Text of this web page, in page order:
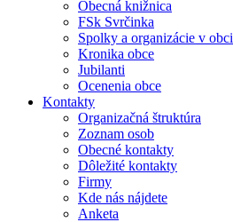
Obecná knižnica
FSk Svrčinka
Spolky a organizácie v obci
Kronika obce
Jubilanti
Ocenenia obce
Kontakty
Organizačná štruktúra
Zoznam osob
Obecné kontakty
Dôležité kontakty
Firmy
Kde nás nájdete
Anketa